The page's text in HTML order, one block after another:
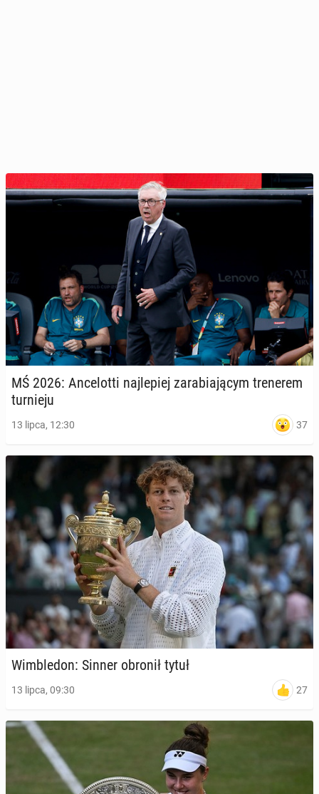
MŚ 2026: An­ce­lot­ti naj­le­piej za­ra­bia­ją­cym tre­ne­rem
tur­nie­ju
13 lipca, 12:30 37
Wim­ble­don: Sinner obronił tytuł
13 lipca, 09:30 27